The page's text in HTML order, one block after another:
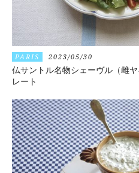
PARIS 2023/05/30
仏サントル名物シェーヴル（雌
レート